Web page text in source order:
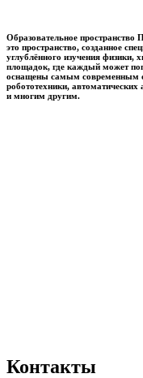
Образовательное пространство
это пространство, созданное
углублённого изучения физики,
площадок, где каждый может
оснащены самым современным
робототехники,
и многим другим.
Контакты